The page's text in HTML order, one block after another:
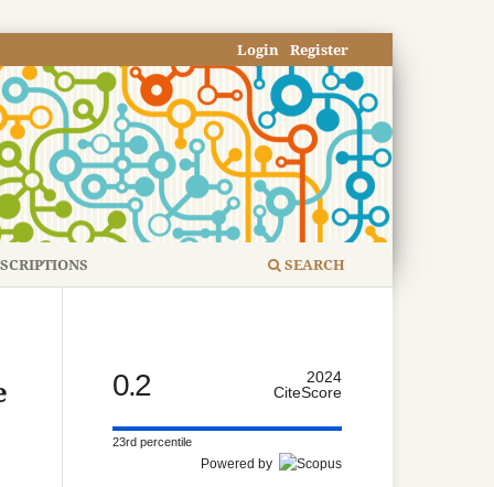
SEARCH
Register
Login
0.2
2024
CiteScore
23rd percentile
Powered by